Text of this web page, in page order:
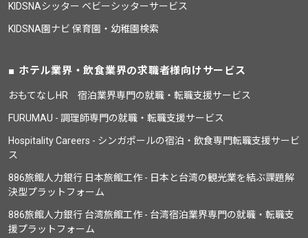
KIDSNAシッター ベビーシッターサービス
KIDSNA園ナビ 保育園・幼稚園検索
ホテル業界・飲食業界の求職者様向けサービス
おもてなしHR 宿泊業界専門の就職・転職支援サービス
FURUMAU - 調理師専門の就職・転職支援サービス
Hospitality Careers - シンガポールの宿泊・飲食専門転職支援サービ
ス
886旅館人力銀行 日本旅館工作 - 日本と台湾の観光業を結ぶ課題解
決型プラットフォーム
886旅館人力銀行 台湾旅館工作 - 台湾宿泊業界専門の就職・転職支
援プラットフォーム